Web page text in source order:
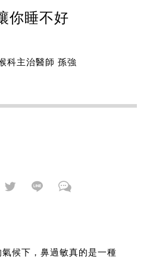
你睡不好
科主治醫師 孫強
候下，鼻過敏真的是一種